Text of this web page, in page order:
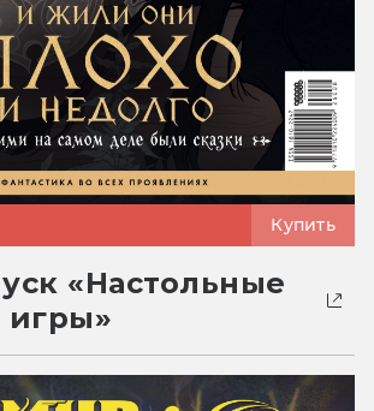
Купить
«Настольные
игры»